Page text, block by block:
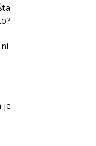
je